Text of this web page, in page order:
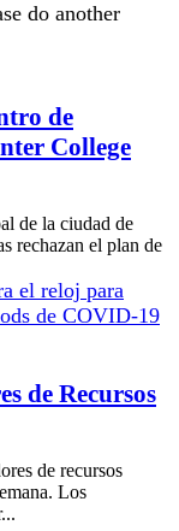
do another
de
College
de la ciudad de
rechazan el plan de
de Recursos
de recursos
Los